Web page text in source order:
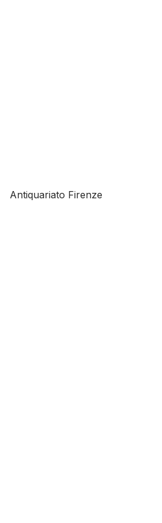
Antiquariato Firenze